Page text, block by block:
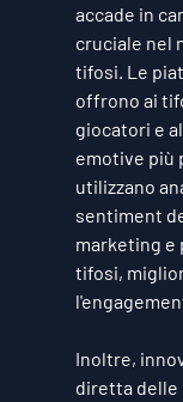
accade in
cruciale nel
tifosi. Le
offrono ai
giocatori e
emotive più
utilizzano
sentiment
marketing e
tifosi,
Inoltre,
diretta delle